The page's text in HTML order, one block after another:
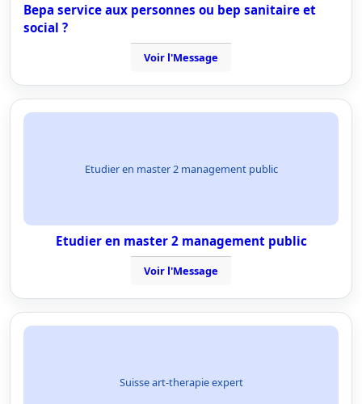
Bepa service aux personnes ou bep sanitaire et
social ?
Voir l'Message
Etudier en master 2 management public
Etudier en master 2 management public
Voir l'Message
Suisse art-therapie expert